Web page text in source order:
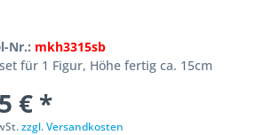
Nr.: mkh3315sb
für 1 Figur, Höhe fertig ca. 15cm
€ *
zzgl. Versandkosten